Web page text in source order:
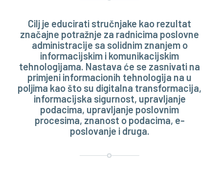
Cilj je educirati stručnjake kao rezultat
značajne potražnje za radnicima poslovne
administracije sa solidnim znanjem o
informacijskim i komunikacijskim
tehnologijama. Nastava će se zasnivati na
primjeni informacionih tehnologija na u
poljima kao što su digitalna transformacija,
informacijska sigurnost, upravljanje
podacima, upravljanje poslovnim
procesima, znanost o podacima, e-
poslovanje i druga.